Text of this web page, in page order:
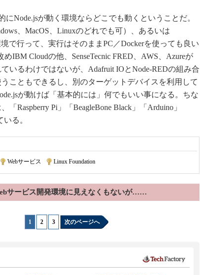
Node.jsが動く環境ならどこでも動くということだ。
、MacOS、Linuxのどれでも可）、あるいは
で行って、実行はそのままPC／Dockerを使っても良い
IBM Cloudの他、SenseTecnic FRED、AWS、Azureが
いるわけではないが、Adafruit IOとNode-REDの組み合
こともできるし、別のターゲットデバイスを利用して
が動けば「基本的には」何でもいい事になる。ちな
Raspberry Pi」「BeagleBone Black」「Arduino」
る。
Webサービス Linux Foundation
サービス開発環境に見えなくもないが……
1 2 3 次のページへ